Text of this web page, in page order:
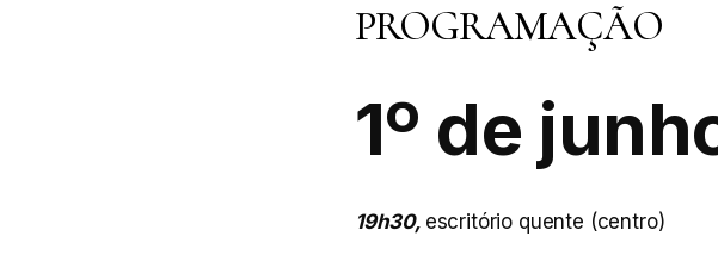
PROGRAMAÇÃO
1º de
19h30, escritório quente (centro)